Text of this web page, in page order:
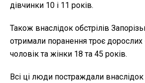
дівчинки 10 і 11 років.
Також внаслідок обстрілів
отримали поранення троє дорослих
чоловік та жінки 18 та 45 років.
Всі ці люди постраждали